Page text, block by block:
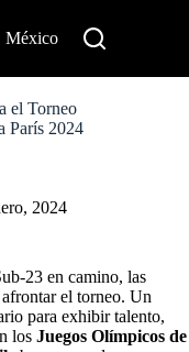
México
el Torneo
París 2024
2024
23 en camino, las
el torneo. Un
para exhibir talento,
los Juegos Olímpicos de